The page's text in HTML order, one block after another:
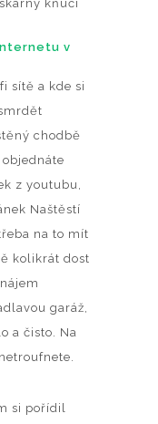
kňučí
v
sítě a kde si
chodbě
objednáte
z youtubu,
Naštěstí
na to mít
kolikrát dost
garáž,
a čisto. Na
si pořídil